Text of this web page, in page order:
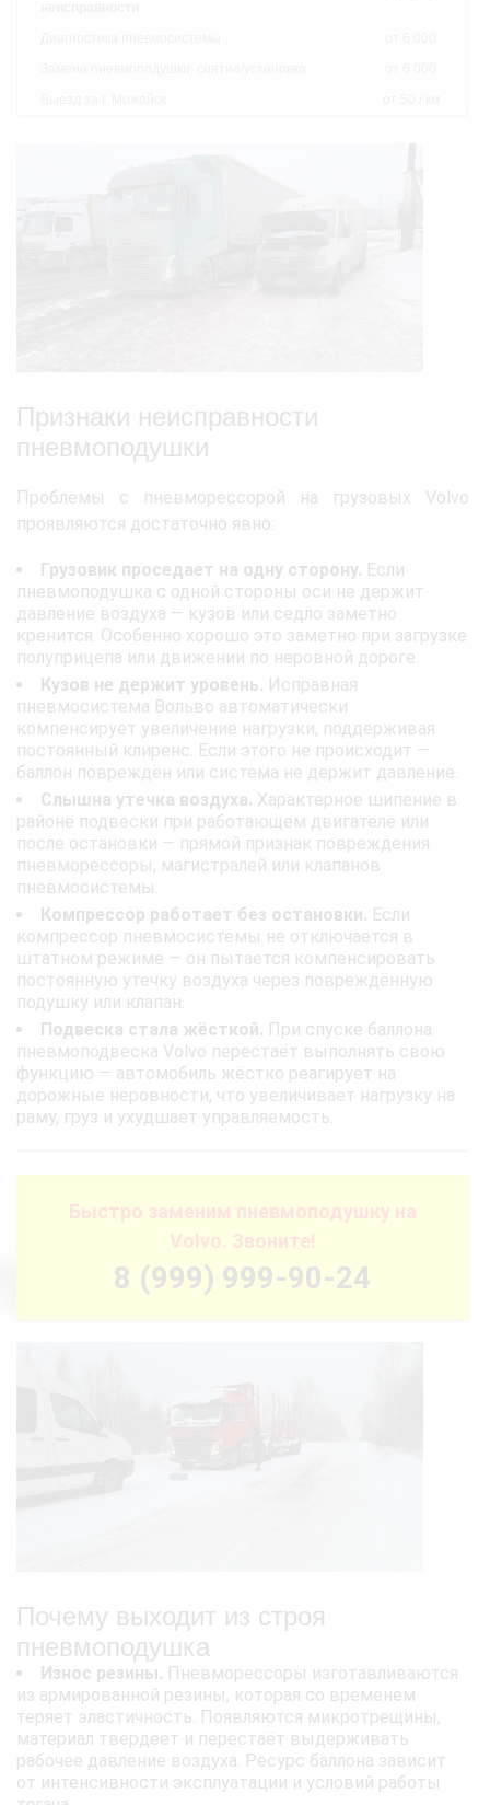
Признаки неисправности
пневмоподушки
Проблемы с пневморессорой на грузовых Volvo
проявляются достаточно явно:
Грузовик проседает на одну сторону. Если
пневмоподушка с одной стороны оси не держит
давление воздуха — кузов или седло заметно
кренится. Особенно хорошо это заметно при загрузке
полуприцепа или движении по неровной дороге.
Кузов не держит уровень. Исправная
пневмосистема Вольво автоматически
компенсирует увеличение нагрузки, поддерживая
постоянный клиренс. Если этого не происходит —
баллон повреждён или система не держит давление.
Слышна утечка воздуха. Характерное шипение в
районе подвески при работающем двигателе или
после остановки — прямой признак повреждения
пневморессоры, магистралей или клапанов
пневмосистемы.
Компрессор работает без остановки. Если
компрессор пневмосистемы не отключается в
штатном режиме — он пытается компенсировать
постоянную утечку воздуха через повреждённую
подушку или клапан.
Подвеска стала жёсткой. При спуске баллона
пневмоподвеска Volvo перестаёт выполнять свою
функцию — автомобиль жёстко реагирует на
дорожные неровности, что увеличивает нагрузку на
раму, груз и ухудшает управляемость.
Быстро заменим пневмоподушку на
Volvo. Звоните!
8 (999) 999-90-24
Почему выходит из строя
пневмоподушка
Износ резины. Пневморессоры изготавливаются
из армированной резины, которая со временем
теряет эластичность. Появляются микротрещины,
материал твердеет и перестаёт выдерживать
рабочее давление воздуха. Ресурс баллона зависит
от интенсивности эксплуатации и условий работы